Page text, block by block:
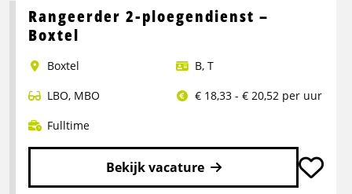
over
Portaalwagen
Rangeerder 2-ploegendienst –
Boxtel
Boxtel B, T
LBO, MBO
€ 18,33 - € 20,52 per uur
Fulltime
Bekijk vacature